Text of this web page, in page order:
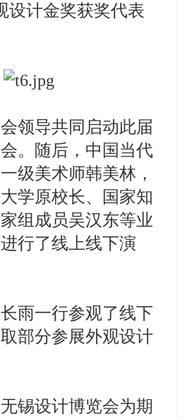
设计金奖获奖代表
领导共同启动此届
。随后，中国当代
级美术师韩美林，
学原校长、国家知
组成员吴汉东等业
行了线上线下演
雨一行参观了线下
部分参展外观设计
锡设计博览会为期